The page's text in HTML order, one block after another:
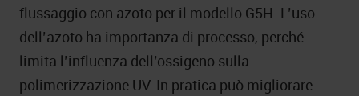
flussaggio con azoto per il modello G5H. L’uso
dell’azoto ha importanza di processo, perché
limita l’influenza dell’ossigeno sulla
polimerizzazione UV. In pratica può migliorare